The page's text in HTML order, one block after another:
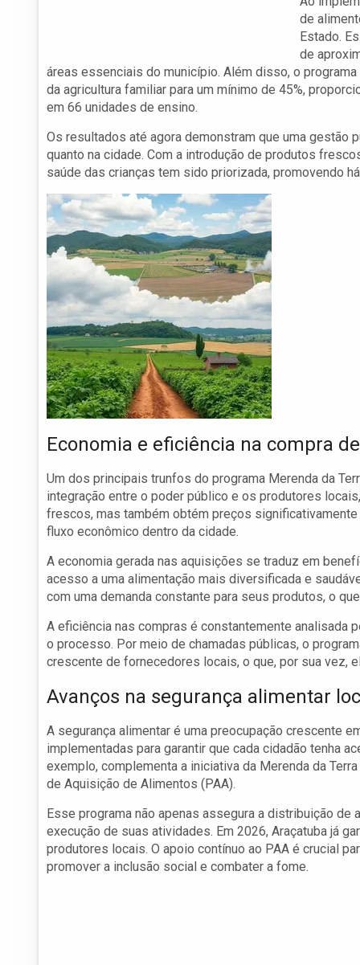
de
Estado.
de
áreas essenciais do município. Além disso, o
da agricultura familiar para um mínimo de 45%,
em 66 unidades de ensino.
Os resultados até agora demonstram que uma gestão
quanto na cidade. Com a introdução de produtos
saúde das crianças tem sido priorizada, promovendo
Economia e eficiência na compra
Um dos principais trunfos do programa Merenda da
integração entre o poder público e os produtores
frescos, mas também obtém preços
fluxo econômico dentro da cidade.
A economia gerada nas aquisições se traduz em
acesso a uma alimentação mais diversificada e
com uma demanda constante para seus produtos, o
A eficiência nas compras é constantemente analisada
o processo. Por meio de chamadas públicas, o
crescente de fornecedores locais, o que, por sua vez,
Avanços na segurança alimentar
A segurança alimentar é uma preocupação crescente
implementadas para garantir que cada cidadão tenha
exemplo, complementa a iniciativa da Merenda da
de Aquisição de Alimentos (PAA).
Esse programa não apenas assegura a distribuição
execução de suas atividades. Em 2026, Araçatuba já
produtores locais. O apoio contínuo ao PAA é crucial
promover a inclusão social e combater a fome.